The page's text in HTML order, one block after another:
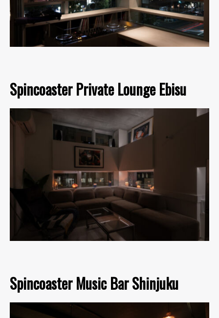
Spincoaster Private Lounge Ebisu
Spincoaster Music Bar Shinjuku